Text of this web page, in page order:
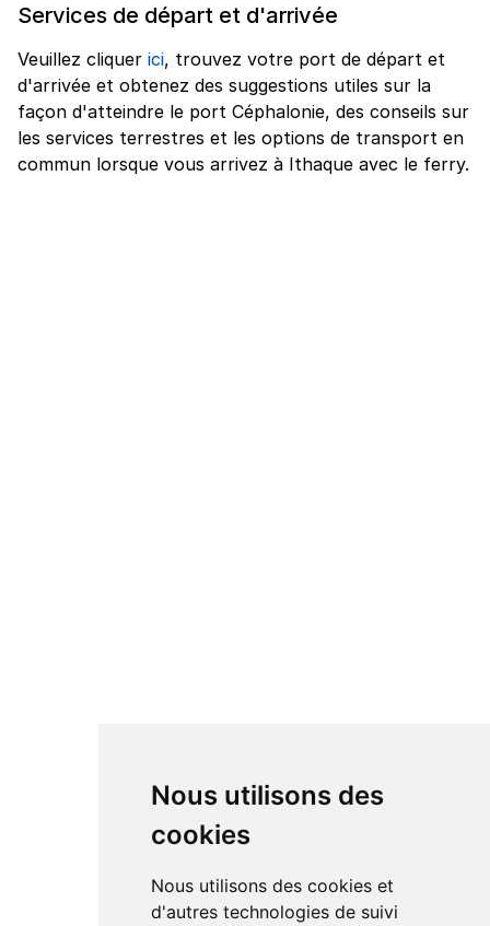
Nous utilisons des
cookies
Nous utilisons des cookies et
d'autres technologies de suivi
Services de départ et d'arrivée
Veuillez cliquer ici, trouvez votre port de départ et
d'arrivée et obtenez des suggestions utiles sur la
façon d'atteindre le port Céphalonie, des conseils sur
les services terrestres et les options de transport en
commun lorsque vous arrivez à Ithaque avec le ferry.